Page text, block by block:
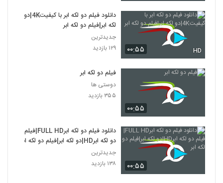
۰۰:۵۵ HD
دانلود فیلم دو لکه ابر با کیفیت4K|دو
لکه ابر|فیلم دو لکه ابر
جدیدترین
۱۲۹ بازدید
۰۰:۵۵
فیلم دو لکه ابر
دوستی ها
۳۵۵ بازدید
۰۰:۵۵
دانلود فیلم دو لکه ابرFULL HD|فیلم
دو لکه ابرHD|دو لکه ابر|فیلم دو لکه ابر
جدیدترین
۱۳۸ بازدید